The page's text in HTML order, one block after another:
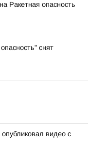
Ракетная опасность
снят
видео с